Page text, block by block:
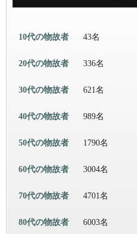
10代の物故者 43名
20代の物故者 336名
30代の物故者 621名
40代の物故者 989名
50代の物故者 1790名
60代の物故者 3004名
70代の物故者 4701名
80代の物故者 6003名